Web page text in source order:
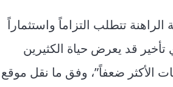
تتطلب التزاماً واستثماراً
قد يعرض حياة الكثيرين
الأكثر ضعفاً”، وفق ما نقل موقع